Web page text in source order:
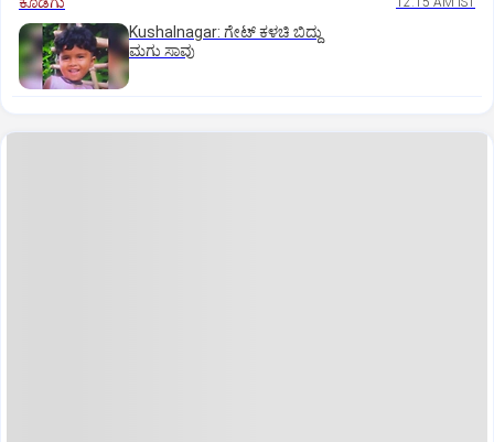
Kushalnagar: ಗೇಟ್ ಕಳಚಿ ಬಿದ್ದು
ಮಗು ಸಾವು